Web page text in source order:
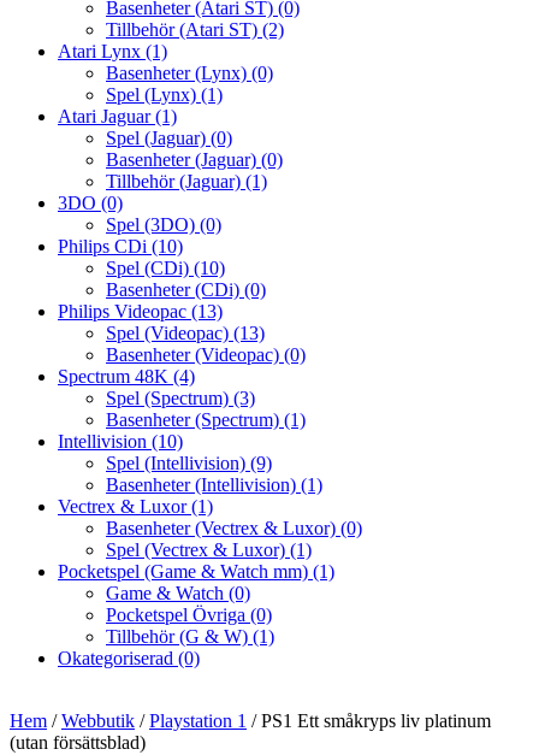
Basenheter (Atari ST) (0)
Tillbehör (Atari ST) (2)
Atari Lynx (1)
Basenheter (Lynx) (0)
Spel (Lynx) (1)
Atari Jaguar(1)
Spel (Jaguar) (0)
Basenheter (Jaguar) (0)
Tillbehör (Jaguar) (1)
3DO (0)
Spel (3DO) (0)
Philips CDi (10)
Spel (CDi) (10)
Basenheter (CDi) (0)
Philips Videopac (13)
Spel (Videopac) (13)
Basenheter (Videopac) (0)
Spectrum 48K (4)
Spel (Spectrum) (3)
Basenheter (Spectrum) (1)
Intellivision (10)
Spel (Intellivision) (9)
Basenheter (Intellivision) (1)
Vectrex & Luxor(1)
Basenheter (Vectrex & Luxor) (0)
Spel (Vectrex & Luxor) (1)
Pocketspel (Game & Watch mm) (1)
Game & Watch (0)
Pocketspel Övriga (0)
Tillbehör (G & W) (1)
Okategoriserad (0)
Hem /Webbutik /Playstation 1 / PS1 Ett småkryps liv platinum
(utan försättsblad)